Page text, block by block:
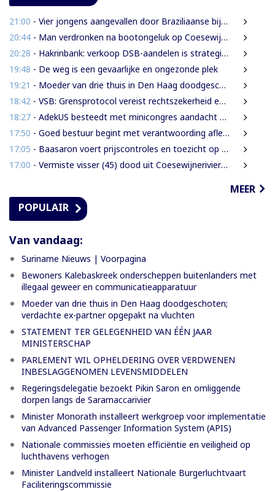
21:00 - Vier jongens aangevallen door Braziliaanse bijen tijdens leguanenjacht
20:44 - Man verdronken na bootongeluk op Coesewijnerivier
20:28 - Hakrinbank: verkoop DSB-aandelen is strategische keuze
19:48 - De weg is een gevaarlijke en ongezonde plek
19:21 - Moeder van drie thuis in Den Haag doodgeschoten; verdachte ex-partner opgepakt na vluchten
18:42 - VSB: Grensprotocol vereist rechtszekerheid en harde waarborgen
18:27 - AdekUS besteedt met minicongres aandacht aan cultureel erfgoed
17:50 - Goed bestuur begint met verantwoording afleggen
17:05 - Baasaron voert prijscontroles en toezicht op voedselveiligheid op
17:00 - Vermiste visser (45) dood uit Coesewijnerivier gehaald
MEER
POPULAIR
Van vandaag:
Suriname Nieuws | Voorpagina
Bewoners Kalebaskreek onderscheppen buitenlanders met
illegaal geweer en communicatieapparatuur
Moeder van drie thuis in Den Haag doodgeschoten;
verdachte ex-partner opgepakt na vluchten
STATEMENT TER GELEGENHEID VAN ÉÉN JAAR
MINISTERSCHAP
PARLEMENT WIL OPHELDERING OVER VERDWENEN
INBESLAGGENOMEN LEVENSMIDDELEN
Regeringsdelegatie bezoekt Pikin Saron en omliggende
dorpen langs de Saramaccarivier
Minister Monorath installeert werkgroep voor implementatie
van Advanced Passenger Information System (APIS)
Nationale commissies moeten efficiëntie en veiligheid op
luchthavens verhogen
Minister Landveld installeert Nationale Burgerluchtvaart
Faciliteringscommissie